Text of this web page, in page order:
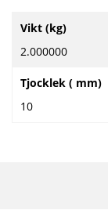
information
Vikt (kg)
2.000000
Tjocklek ( mm)
10